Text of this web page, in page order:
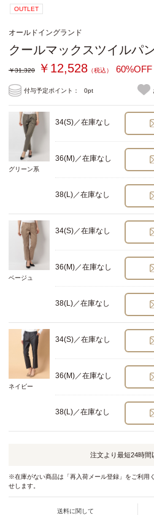
OUTLET
オールドイングランド
クールマックスツイルパ
￥31,320 ￥12,528 （税込） 60%OFF
付与予定ポイント： 0pt
グリーン系
34(S)／在庫なし
36(M)／在庫なし
38(L)／在庫なし
ベージュ
34(S)／在庫なし
36(M)／在庫なし
38(L)／在庫なし
ネイビー
34(S)／在庫なし
36(M)／在庫なし
38(L)／在庫なし
注文より最短24時間
※在庫がない商品は「再入荷メール登録」をご利用
せします。
送料に関して